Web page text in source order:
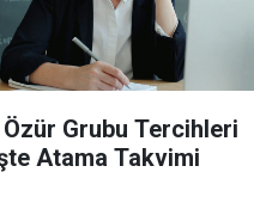
Grubu Tercihleri
Atama Takvimi